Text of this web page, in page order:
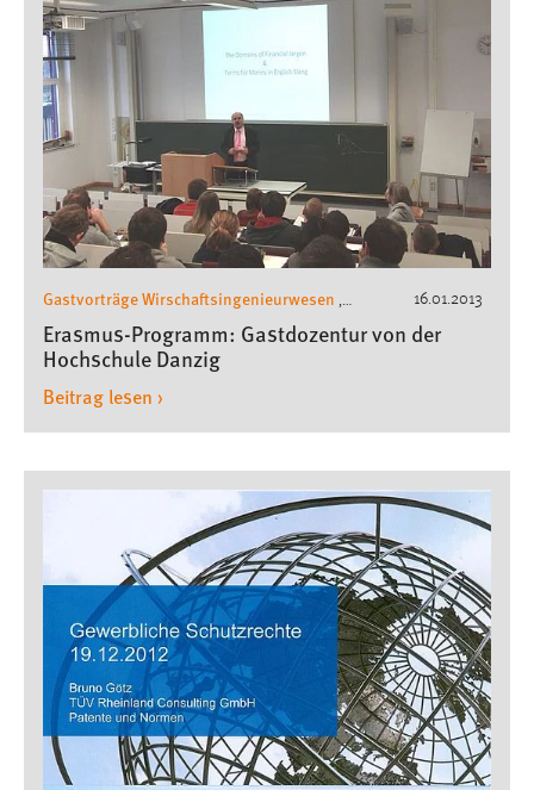
16.01.2013
Gastvorträge Wirschaftsingenieurwesen ,
Fakultät Wirtschaftsingenieurwesen und
Gesundheit
,Wirtschaftsingenieurwesen
Erasmus-Programm: Gastdozentur von der
Hochschule Danzig
Beitrag lesen ›